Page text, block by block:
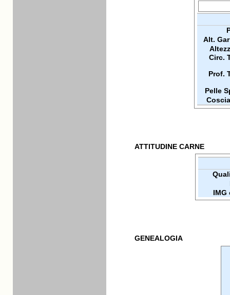
Alt.
Circ.
Prof.
Pelle
ATTITUDINE CARNE
IMG
GENEALOGIA